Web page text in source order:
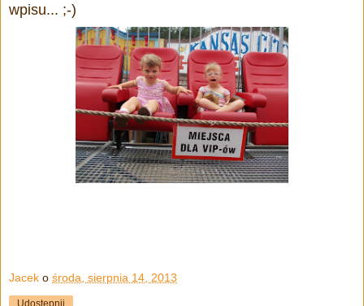
wpisu... ;-)
Jacek o środa, sierpnia 14, 2013